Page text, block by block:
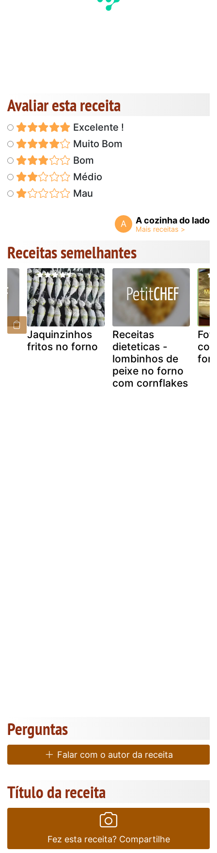
Avaliar esta receita
Excelente !
Muito Bom
Bom
Médio
Mau
A A cozinha do lado
Receitas semelhantes
Jaquinzinhos
fritos no forno
Receitas
dieteticas -
lombinhos de
peixe no forno
com cornflakes
Perguntas
Falar com o autor da receita
Título da receita
Fez esta receita? Compartilhe